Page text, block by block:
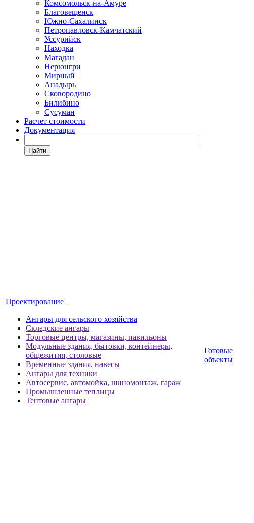
Комсомольск-на-Амуре
Благовещенск
Южно-Сахалинск
Петропавловск-Камчатский
Уссурийск
Находка
Магадан
Нерюнгри
Мирный
Анадырь
Сковородино
Билибино
Сусуман
Расчет стоимости
Документация
Найти
Проектирование
Ангары для сельского хозяйства
Складские ангары
Торговые центры, магазины, павильоны
Модульные здания, бытовки, контейнеры,
общежития, столовые
Временные здания, навесы
Ангары для техники
Автосервис, автомойка, шиномонтаж, гараж
Промышленные теплицы
Тентовые ангары
Готовые
объекты